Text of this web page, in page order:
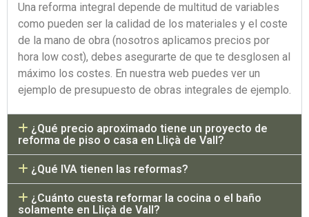
Una reforma integral depende de multitud de variables
como pueden ser la calidad de los materiales y el coste
de la mano de obra (nosotros aplicamos precios por
hora low cost), debes asegurarte de que te desglosen al
máximo los costes. En nuestra web puedes ver un
ejemplo de presupuesto de obras integrales de ejemplo.
¿Qué precio aproximado tiene un proyecto de
reforma de piso o casa en Lliçà de Vall?
¿Qué IVA tienen las reformas?
¿Cuánto cuesta reformar la cocina o el baño
solamente en Lliçà de Vall?